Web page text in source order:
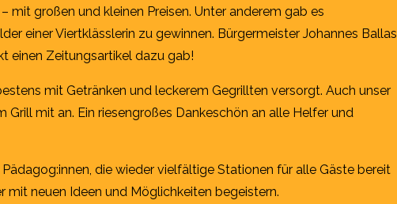
mit großen und kleinen Preisen. Unter anderem gab es
einer Viertklässlerin zu gewinnen. Bürgermeister Johannes Ballas
einen Zeitungsartikel dazu gab!
mit Getränken und leckerem Gegrillten versorgt. Auch unser
mit an. Ein riesengroßes Dankeschön an alle Helfer und
die wieder vielfältige Stationen für alle Gäste bereit
mit neuen Ideen und Möglichkeiten begeistern.